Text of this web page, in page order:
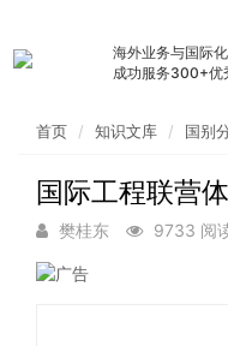
海外业务与国际
成功服务300+优
首页 知识文库 国别
国际工程联营
樊桂东 9733 阅